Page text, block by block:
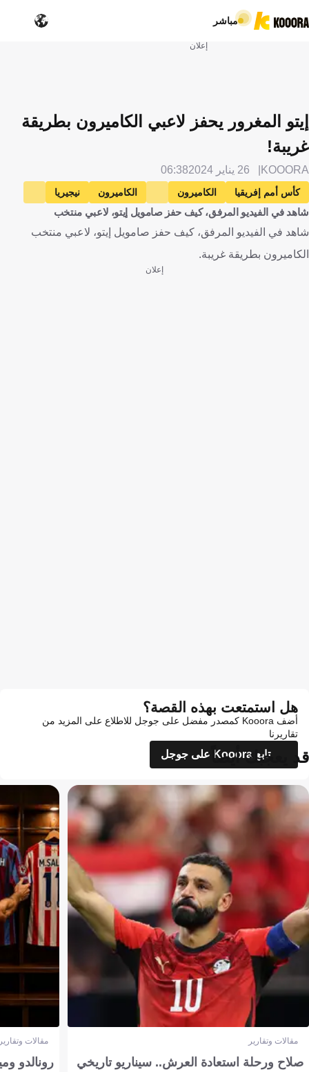
مباشر
إعلان
إيتو المغرور يحفز لاعبي الكاميرون بطريقة
غريبة!
KOOORA 26 يناير 2024 06:38
كأس أمم إفريقيا الكاميرون الكاميرون
نيجيريا
نيجيريا
صامويل إيتو كرة قدم
شاهد في الفيديو المرفق، كيف حفز صامويل إيتو، لاعبي منتخب
شاهد في الفيديو المرفق، كيف حفز صامويل إيتو، لاعبي منتخب
الكاميرون بطريقة غريبة.
إعلان
هل استمتعت بهذه القصة؟
أضف Kooora كمصدر مفضل على جوجل للاطلاع على المزيد من
تقاريرنا
تابع Kooora على جوجل
قد يعجبك أيضاً
مقالات وتقارير
صلاح ورحلة استعادة العرش.. سيناريو تاريخي
مقالات
رونالدو